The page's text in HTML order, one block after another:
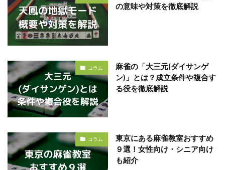
の意味や対策を徹底解説
コラム
麻雀の「大三元(ダイサンゲ
ン)」とは？成立条件や複合す
る役を徹底解説
コラム
東京にある麻雀教室おすすめ
９選！女性向け・シニア向け
も紹介